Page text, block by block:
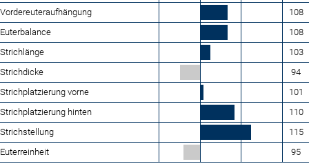
Vordereuteraufhängung
108
Euterbalance
108
Strichlänge
103
Strichdicke
94
Strichplatzierung vorne
101
Strichplatzierung hinten
110
Strichstellung
115
Euterreinheit
95